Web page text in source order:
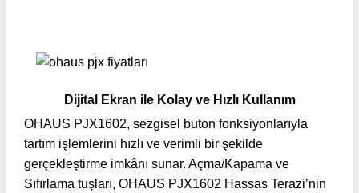
Dijital Ekran ile Kolay ve Hızlı Kullanım
OHAUS PJX1602, sezgisel buton fonksiyonlarıyla
tartım işlemlerini hızlı ve verimli bir şekilde
gerçekleştirme imkânı sunar. Açma/Kapama ve
Sıfırlama tuşları, OHAUS PJX1602 Hassas Terazi’nin